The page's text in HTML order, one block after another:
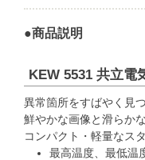
●商品説明
KEW 5531 共立電
異常箇所をすばやく見
鮮やかな画像と滑らか
コンパクト・軽量なス
最高温度、最低温